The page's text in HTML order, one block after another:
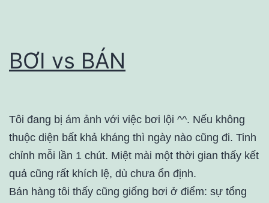
BƠI vs BÁN
Tôi đang bị ám ảnh với việc bơi lội ^^. Nếu không
thuộc diện bất khả kháng thì ngày nào cũng đi. Tinh
chỉnh mỗi lần 1 chút. Miệt mài một thời gian thấy kết
quả cũng rất khích lệ, dù chưa ổn định.
Bán hàng tôi thấy cũng giống bơi ở điểm: sự tổng